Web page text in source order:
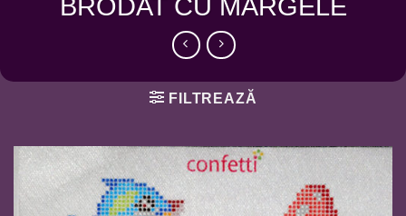
BRODAT CU MARGELE
FILTREAZĂ